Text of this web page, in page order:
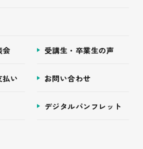
会 受講生・卒業生の声
い お問い合わせ
デジタルパンフレット